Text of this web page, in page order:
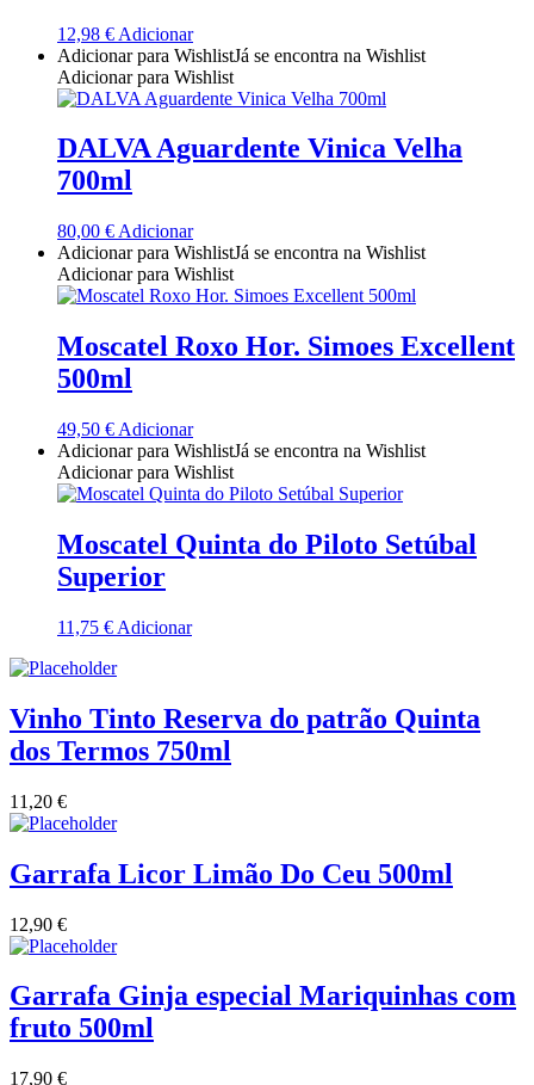
Quinta Do Regueiro - Região Vinhos Verdes
Quinta Do Rogel Algarve
Quinta do Sobreiró Trás-os -Montes
Quinta Do Ventozelo - Douro
Quinta Dos Termos - Beira Interior
Quinta José Rodrigues - Humanitas
Rego Wines Beira interior
Só Vinha
Tapada de Coelheiros - Alentejo
Tiago Cabaço Alentejo
Trois Setubal
Vinilourenço Douro
12,98 € Adicionar
Adicionar para WishlistJá se encontra na Wishlist
Adicionar para Wishlist
DALVA Aguardente Vinica Velha
700ml
80,00 € Adicionar
Adicionar para WishlistJá se encontra na Wishlist
Adicionar para Wishlist
Moscatel Roxo Hor. Simoes Excellent
500ml
49,50 € Adicionar
Adicionar para WishlistJá se encontra na Wishlist
Adicionar para Wishlist
Moscatel Quinta do Piloto Setúbal
Superior
11,75 € Adicionar
Vinho Tinto Reserva do patrão Quinta
dos Termos 750ml
11,20 €
Garrafa Licor Limão Do Ceu 500ml
12,90 €
Garrafa Ginja especial Mariquinhas com
fruto 500ml
17,90 €